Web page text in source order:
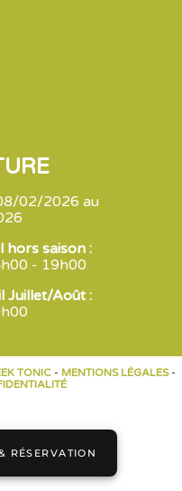
02/2026 au
hors saison :
- 19h00
Juillet/Août :
TONIC- MENTIONS LÉGALES-